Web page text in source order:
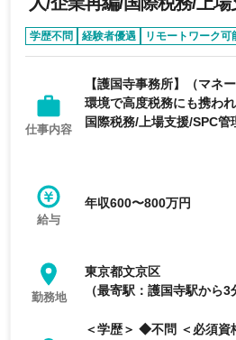
学歴不問 経験者優遇 リモートワーク可
完全週休2日制
仕事内容
【護国寺事務所】（マネ
環境で高度税務にも携わ
国際税務/上場支援/SPC管
給与
年収600〜800万円
勤務地
東京都文京区
（最寄駅：護国寺駅から3
＜学歴＞ ◆不問 ＜必須